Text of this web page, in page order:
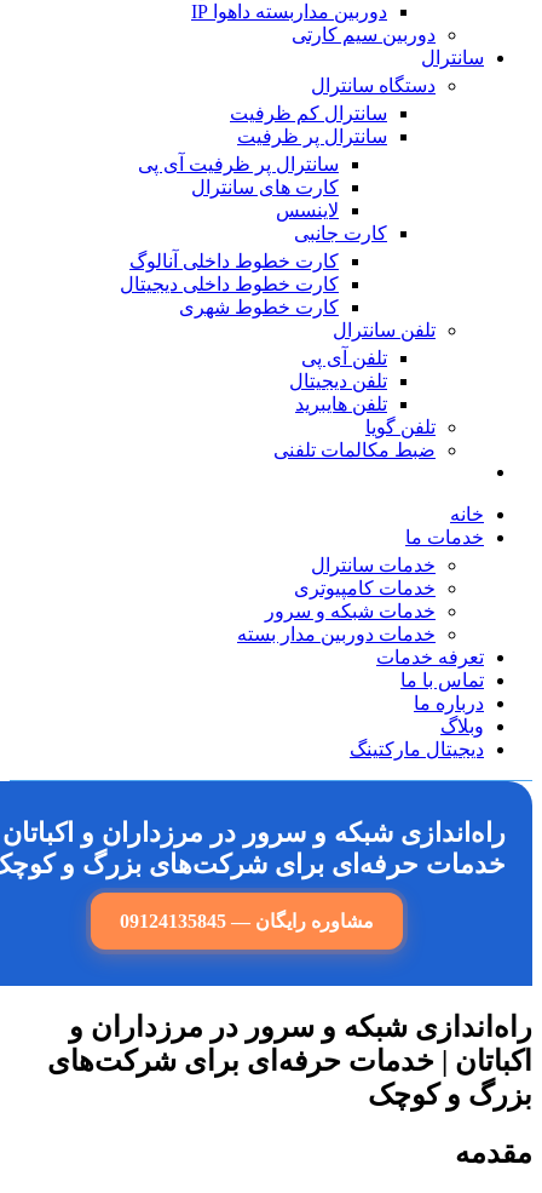
دوربین مداربسته داهوا IP
دوربین سیم کارتی
سانترال
دستگاه سانترال
سانترال کم ظرفیت
سانترال پر ظرفیت
سانترال پر ظرفیت آی پی
کارت های سانترال
لاینسس
کارت جانبی
کارت خطوط داخلی آنالوگ
کارت خطوط داخلی دیجیتال
کارت خطوط شهری
تلفن سانترال
تلفن آی پی
تلفن دیجیتال
تلفن هایبرید
تلفن گویا
ضبط مکالمات تلفنی
خانه
خدمات ما
خدمات سانترال
خدمات کامپیوتری
خدمات شبکه و سرور
خدمات دوربین مدار بسته
تعرفه خدمات
تماس با ما
درباره ما
وبلاگ
دیجیتال مارکتینگ
شبکه و سرور در مرزداران و اکباتان |
حرفه‌ای برای شرکت‌های بزرگ و کوچک
مشاوره رایگان — 09124135845
شبکه و سرور در مرزداران و
| خدمات حرفه‌ای برای شرکت‌های
و کوچک